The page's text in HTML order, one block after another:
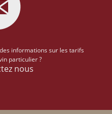
informations sur les tarifs
particulier ?
nous